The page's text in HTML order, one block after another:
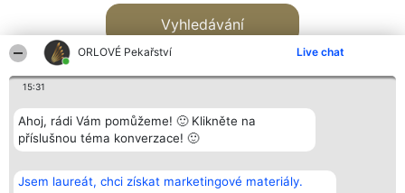
ORLOVÉ Pekařství Live chat
15:31
Ahoj, rádi Vám pomůžeme! 🙂 Klikněte na
příslušnou téma konverzace! 🙂
Jsem laureát, chci získat marketingové materiály.
Vyhledávání
Bright Side Solutions sp. z o.
o. sp. k.
Vítězové
Seznam všech
Kontakt